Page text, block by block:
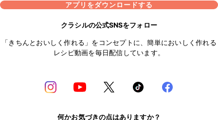
アプリをダウンロードする
クラシルの公式SNSをフォロー
「きちんとおいしく作れる」をコンセプトに、簡単においしく作れる
レシピ動画を毎日配信しています。
何かお気づきの点はありますか？